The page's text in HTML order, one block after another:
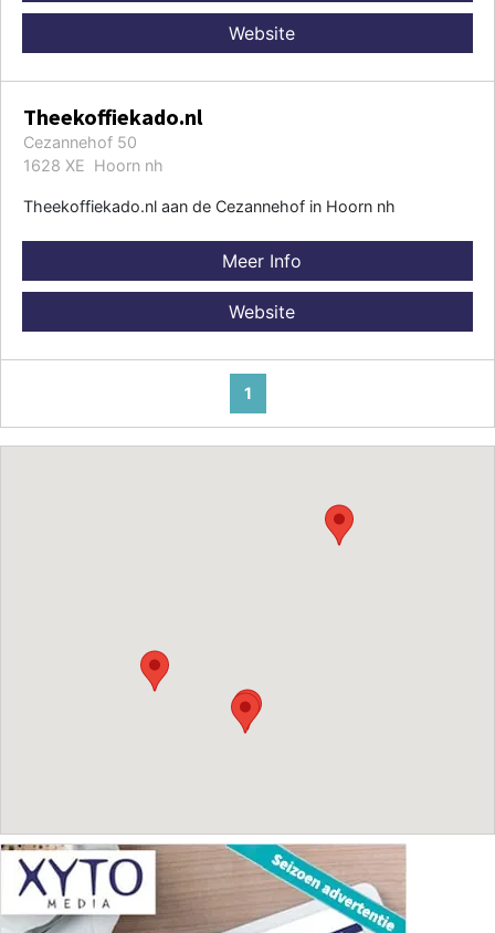
Website
Theekoffiekado.nl
Cezannehof 50
1628 XE Hoorn nh
Theekoffiekado.nl aan de Cezannehof in Hoorn nh
Meer Info
Website
1